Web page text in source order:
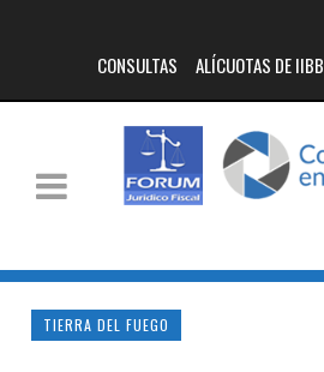
CONSULTAS ALÍCUOTAS DE IIBB
TIERRA DEL FUEGO